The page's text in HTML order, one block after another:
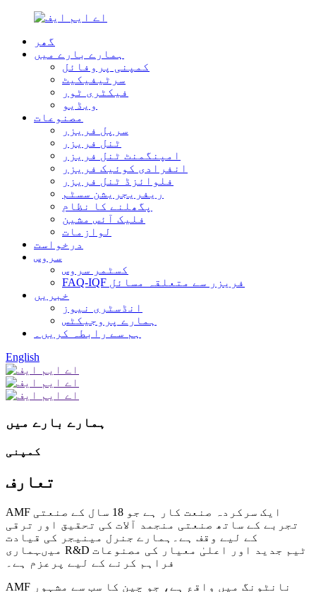
گھر
ہمارے بارے میں
کمپنی پروفائل
سرٹیفیکیٹ
فیکٹری ٹور
ویڈیو
مصنوعات
سرپل فریزر
ٹنل فریزر
امپنگمنٹ ٹنل فریزر
انفرادی کوئیک فریزر
فلوائزڈ ٹنل فریزر
ریفریجریشن سسٹم
پگھلنے کا نظام
فلیک آئس مشین
لوازمات
درخواست
سروس
کسٹمر سروس
FAQ-IQF فریزر سے متعلقہ مسائل
خبریں
انڈسٹری نیوز
ہمارے پروجیکٹس
ہم سے رابطہ کریں۔
English
ہمارے بارے میں
کمپنی
تعارف
AMF ایک سرکردہ صنعت کار ہے جو 18 سال کے صنعتی
تجربے کے ساتھ صنعتی منجمد آلات کی تحقیق اور ترقی
کے لیے وقف ہے۔ہمارے جنرل مینیجر کی قیادت
میں ہماری R&D ٹیم جدید اور اعلیٰ معیار کی مصنوعات
فراہم کرنے کے لیے پرعزم ہے۔
AMF نانٹونگ میں واقع ہے، جو چین کا سب سے مشہور